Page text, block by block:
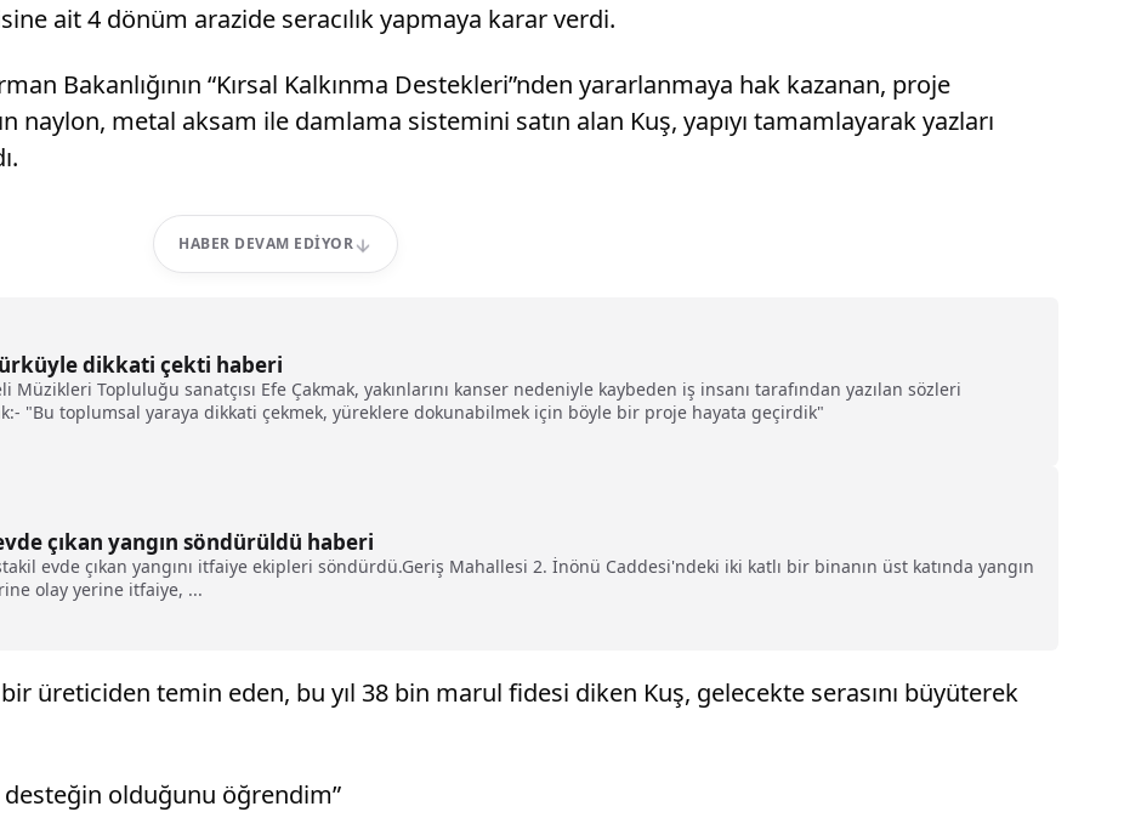
ait 4 dönüm arazide seracılık yapmaya karar verdi.
Bakanlığının “Kırsal Kalkınma Destekleri”nden yararlanmaya hak kazanan, proje
naylon, metal aksam ile damlama sistemini satın alan Kuş, yapıyı tamamlayarak yazları
HABER DEVAM EDIYOR
dikkati çekti haberi
Topluluğu sanatçısı Efe Çakmak, yakınlarını kanser nedeniyle kaybeden iş insanı tarafından yazılan sözleri
"Bu toplumsal yaraya dikkati çekmek, yüreklere dokunabilmek için böyle bir proje hayata geçirdik"
çıkan yangın söndürüldü haberi
evde çıkan yangını itfaiye ekipleri söndürdü.Geriş Mahallesi 2. İnönü Caddesi'ndeki iki katlı bir binanın üst katında yangın
olay yerine itfaiye, ...
üreticiden temin eden, bu yıl 38 bin marul fidesi diken Kuş, gelecekte serasını büyüterek
desteğin olduğunu öğrendim”